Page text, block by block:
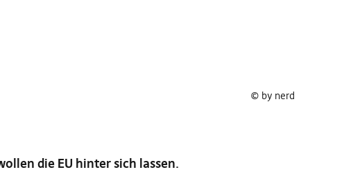
© by nerd
die EU hinter sich lassen.